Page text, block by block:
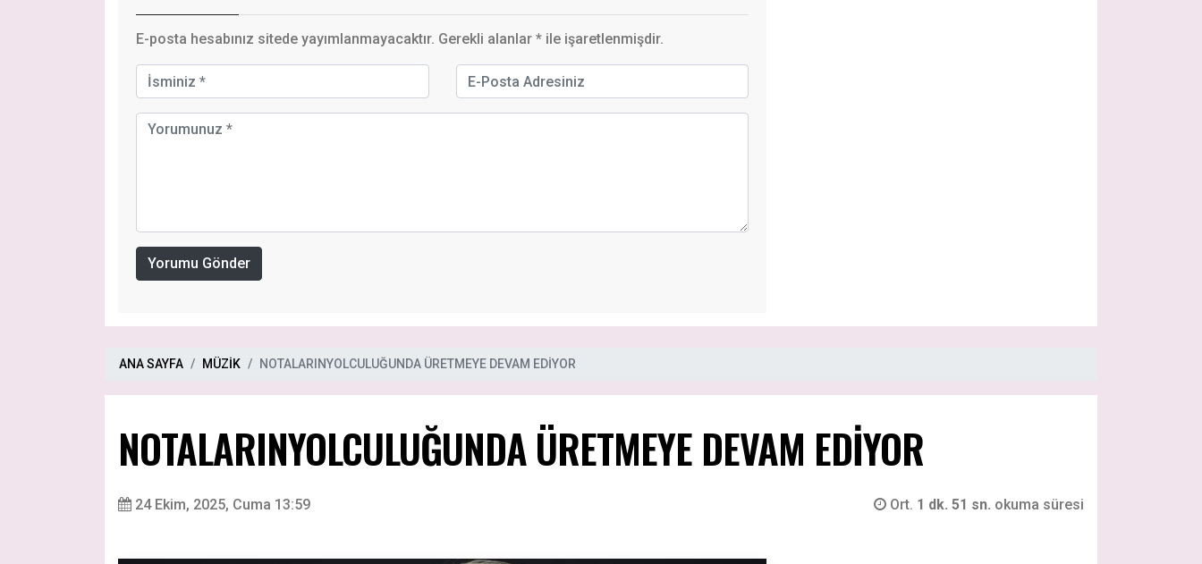
E-posta hesabınız sitede yayımlanmayacaktır. Gerekli alanlar * ile işaretlenmişdir.
Yorumu Gönder
ANA SAYFA MÜZİK NOTALARINYOLCULUĞUNDA ÜRETMEYE DEVAM EDİYOR
NOTALARINYOLCULUĞUNDA ÜRETMEYE DEVAM EDİYOR
24 Ekim, 2025, Cuma 13:59 Ort. 1 dk. 51 sn. okuma süresi